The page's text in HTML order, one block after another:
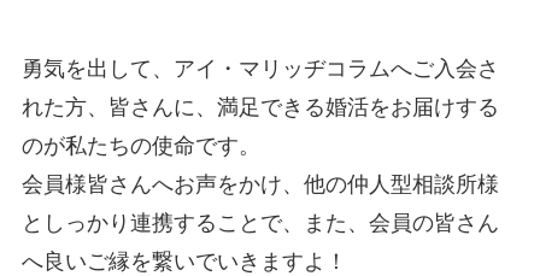
勇気を出して、アイ・マリッヂコラムへご入会さ
れた方、皆さんに、満足できる婚活をお届けする
のが私たちの使命です。
会員様皆さんへお声をかけ、他の仲人型相談所様
としっかり連携することで、また、会員の皆さん
へ良いご縁を繋いでいきますよ！